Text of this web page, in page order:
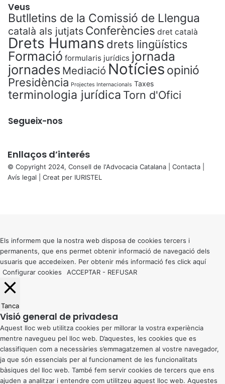
Veus
Butlletins de la Comissió de Llengua
català als jutjats Conferències dret català
Drets Humans drets lingüístics
Formació formularis jurídics jornada
jornades Mediació Notícies opinió
Presidència Projectes Internacionals Taxes
terminologia jurídica Torn d'Ofici
Segueix-nos
Enllaços d’interés
© Copyright 2024, Consell de l'Advocacia Catalana | Contacta
Avís legal | Creat per IURISTEL
button
Els informem que la nostra web disposa de cookies tercers i
permanents, que ens permet obtenir informació de navegació dels
usuaris que accedeixen. Per obtenir més informació fes click aquí
Configurar cookies
ACCEPTAR - REFUSAR
Tanca
Visió general de privadesa
Aquest lloc web utilitza cookies per millorar la vostra experiència
mentre navegueu pel lloc web. D’aquestes, les cookies que es
classifiquen com a necessàries s’emmagatzemen al vostre navegador,
ja que són essencials per al funcionament de les funcionalitats
bàsiques del lloc web. També fem servir cookies de tercers que ens
ajuden a analitzar i entendre com utilitzeu aquest lloc web. Aquestes